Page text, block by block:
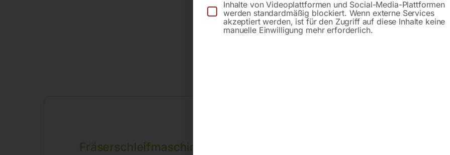
Anfrageformular
Fräserschleifmaschine EMS 420 W
Inhalte von Videoplattformen und Social-Media-Plattformen
werden standardmäßig blockiert. Wenn externe Services
akzeptiert werden, ist für den Zugriff auf diese Inhalte keine
manuelle Einwilligung mehr erforderlich.